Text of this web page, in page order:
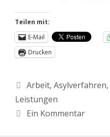
Teilen mit:
E-Mail
Drucken
Arbeit, Asylverfahren,
Leistungen
Ein Kommentar